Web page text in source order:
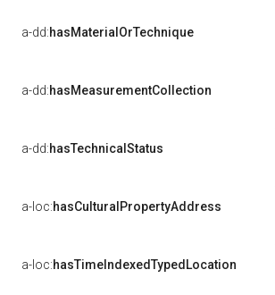
a-dd:hasMaterialOrTechnique
a-dd:hasMeasurementCollection
a-dd:hasTechnicalStatus
a-loc:hasCulturalPropertyAddress
a-loc:hasTimeIndexedTypedLocation